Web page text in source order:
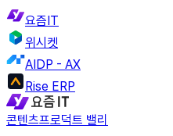
요즘IT
위시켓
AIDP - AX
Rise ERP
콘텐츠프로덕트 밸리